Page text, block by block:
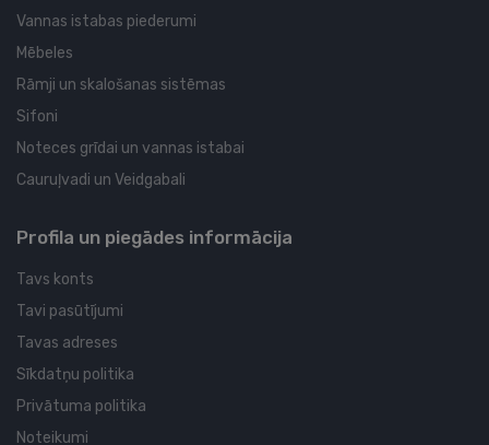
Vannas istabas piederumi
Mēbeles
Rāmji un skalošanas sistēmas
Sifoni
Noteces grīdai un vannas istabai
Cauruļvadi un Veidgabali
Profila un piegādes informācija
Tavs konts
Tavi pasūtījumi
Tavas adreses
Sīkdatņu politika
Privātuma politika
Noteikumi